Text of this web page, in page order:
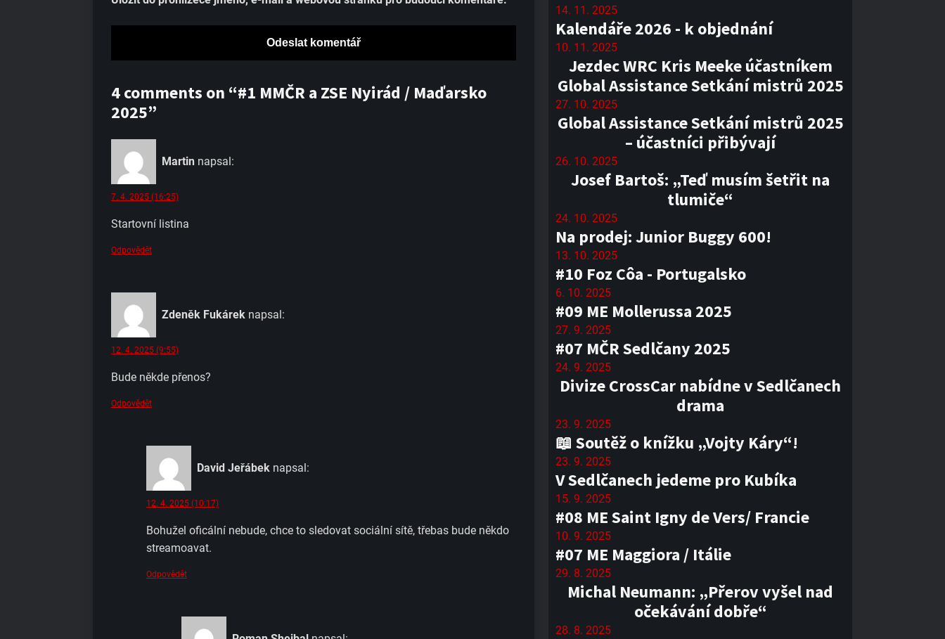
4 comments on “#1 MMČR a ZSE Nyirád / Maďarsko
2025”
Martin napsal:
7. 4. 2025 (16:25)
Startovní listina
Odpovědět
Zdeněk Fukárek napsal:
12. 4. 2025 (9:55)
Bude někde přenos?
Odpovědět
David Jeřábek napsal:
12. 4. 2025 (10:17)
Bohužel oficální nebude, chce to sledovat sociální sítě, třebas bude někdo
streamoavat.
Odpovědět
14. 11. 2025
Kalendáře 2026 - k objednání
10. 11. 2025
Jezdec WRC Kris Meeke účastníkem
Global Assistance Setkání mistrů 2025
27. 10. 2025
Global Assistance Setkání mistrů 2025
– účastníci přibývají
26. 10. 2025
Josef Bartoš: „Teď musím šetřit na
tlumiče“
24. 10. 2025
Na prodej: Junior Buggy 600!
13. 10. 2025
#10 Foz Côa - Portugalsko
6. 10. 2025
#09 ME Mollerussa 2025
27. 9. 2025
#07 MČR Sedlčany 2025
24. 9. 2025
Divize CrossCar nabídne v Sedlčanech
drama
23. 9. 2025
📖 Soutěž o knížku „Vojty Káry“!
23. 9. 2025
V Sedlčanech jedeme pro Kubíka
15. 9. 2025
#08 ME Saint Igny de Vers/ Francie
10. 9. 2025
#07 ME Maggiora / Itálie
29. 8. 2025
Michal Neumann: „Přerov vyšel nad
očekávání dobře“
28. 8. 2025